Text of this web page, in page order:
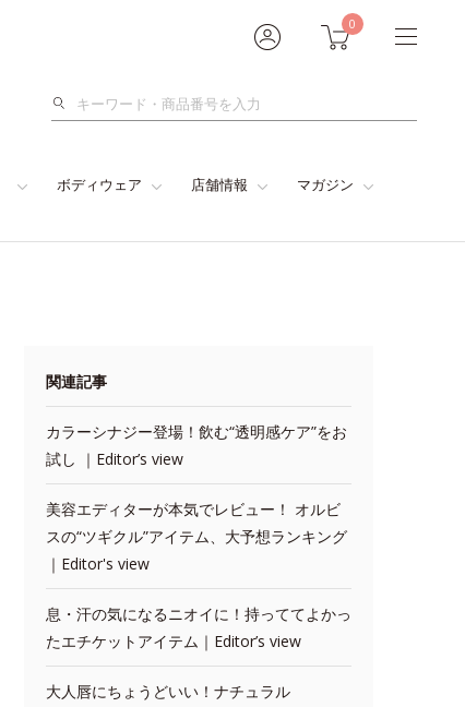
0
検
ボディウェア 店舗情報 マガジン
関連記事
カラーシナジー登場！飲む“透明感ケア”をお
試し ｜Editor’s view
美容エディターが本気でレビュー！ オルビ
スの“ツギクル”アイテム、大予想ランキング
｜Editor's view
息・汗の気になるニオイに！持っててよかっ
たエチケットアイテム｜Editor’s view
大人唇にちょうどいい！ナチュラル